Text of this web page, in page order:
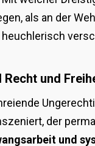
als an der
Recht und
der
und